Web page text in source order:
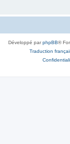
Développé parphpBB®
Traduction